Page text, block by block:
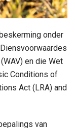
onder
en die Wet
Conditions of
Act (LRA) and
van